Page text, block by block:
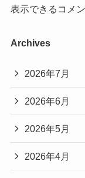
表示できるコメ
Archives
2026年7月
2026年6月
2026年5月
2026年4月